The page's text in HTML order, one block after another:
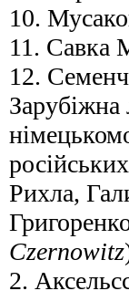
10.
11. Савка
12.
Зарубіжна
Рихла,
Czernowitz
2.